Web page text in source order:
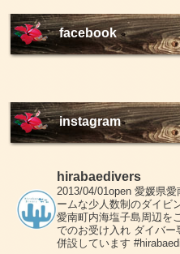
facebook
instagram
hirabaedivers
2013/04/01open 愛媛県愛
ームな少人数制のダイビ
愛南町内海塩子島周辺を
でのお受け入れ ダイバー
併設しています